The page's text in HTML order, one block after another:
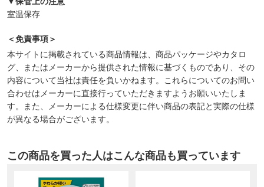
室温保存
＜免責事項＞
本サイトに掲載されている商品情報は、商品パッケージやカタロ
グ、またはメーカーから提供された情報に基づくものであり、その
内容について当社は責任を負いかねます。これらについてのお問い
合わせはメーカーに直接行っていただきますようお願いいたしま
す。また、メーカーによる仕様変更に伴い商品の表記と実際の仕様
が異なる場合がございます。
この商品を買った人はこんな商品も買っています